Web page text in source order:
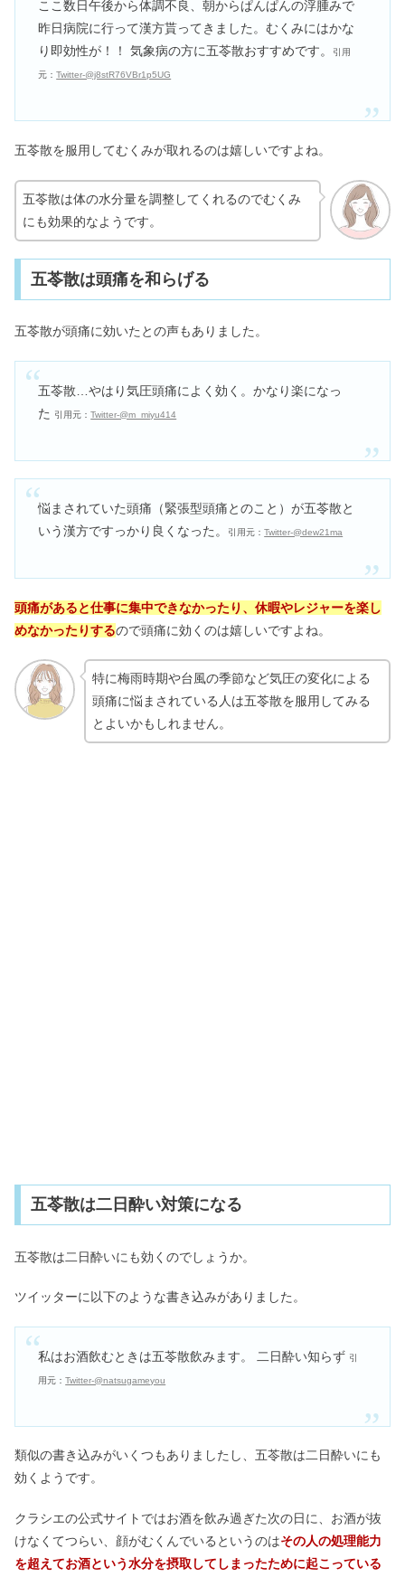
ここ数日午後から体調不良、朝からぱんぱんの浮腫みで
昨日病院に行って漢方貰ってきました。むくみにはかな
り即効性が！！ 気象病の方に五苓散おすすめです。
引用
元：Twitter-@j8stR76VBr1p5UG
五苓散を服用してむくみが取れるのは嬉しいですよね。
五苓散は体の水分量を調整してくれるのでむくみ
にも効果的なようです。
五苓散は頭痛を和らげる
五苓散が頭痛に効いたとの声もありました。
五苓散…やはり気圧頭痛によく効く。かなり楽になっ
た
引用元：Twitter-@m_miyu414
悩まされていた頭痛（緊張型頭痛とのこと）が五苓散と
いう漢方ですっかり良くなった。
引用元：Twitter-@dew21ma
頭痛があると仕事に集中できなかったり、休暇やレジャーを楽し
めなかったりするので頭痛に効くのは嬉しいですよね。
特に梅雨時期や台風の季節など気圧の変化による
頭痛に悩まされている人は五苓散を服用してみる
とよいかもしれません。
五苓散は二日酔い対策になる
五苓散は二日酔いにも効くのでしょうか。
ツイッターに以下のような書き込みがありました。
私はお酒飲むときは五苓散飲みます。 二日酔い知らず 引
用元：Twitter-@natsugameyou
類似の書き込みがいくつもありましたし、五苓散は二日酔いにも
効くようです。
クラシエの公式サイトではお酒を飲み過ぎた次の日に、お酒が抜
けなくてつらい、顔がむくんでいるというのはその人の処理能力
を超えてお酒という水分を摂取してしまったために起こっている